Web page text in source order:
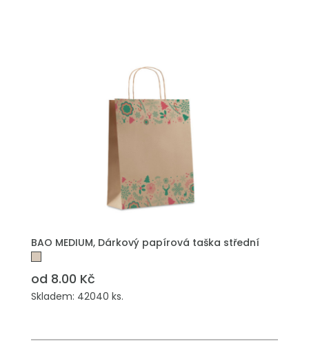
BAO MEDIUM, Dárkový papírová taška střední
od 8.00 Kč
Skladem: 42040 ks.